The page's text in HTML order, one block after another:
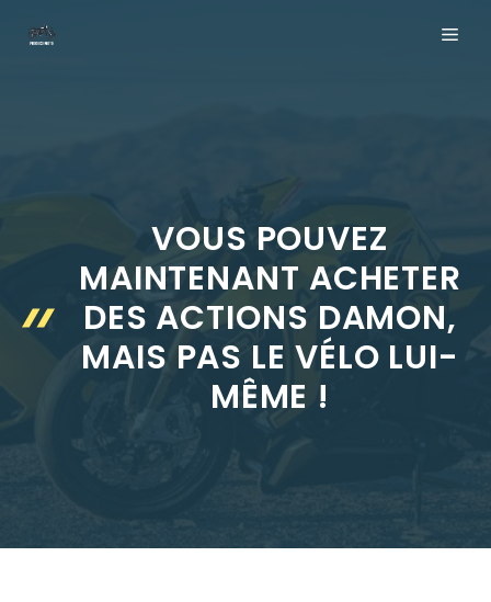
VOUS POUVEZ
MAINTENANT ACHETER
DES ACTIONS DAMON,
MAIS PAS LE VÉLO LUI-
MÊME !